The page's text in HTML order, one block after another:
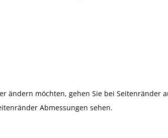
ändern möchten, gehen Sie bei Seitenränder
Abmessungen sehen.